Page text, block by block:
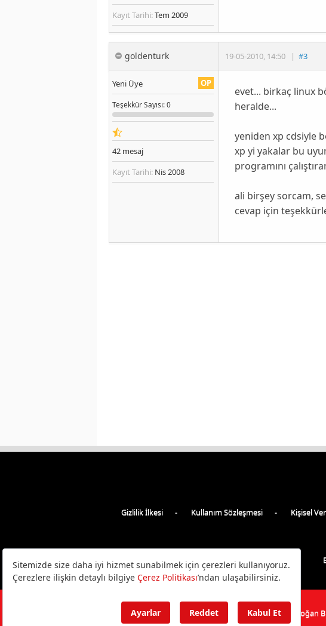
Kayıt Tarihi:Tem 2009
goldenturk 19-05-2010, 14:50 | #3
OP
Yeni Üye
TeşekkürSayısı: 0
42 mesaj
Kayıt Tarihi: Nis 2008
evet... birkaç linux
heralde...
yeniden xp cdsiyle
xp yi yakalar bu
programını
ali birşey sorcam,
cevap için
Gizlilik İlkesi Kullanım Sözleşmesi Kişisel
©2026 Doğan